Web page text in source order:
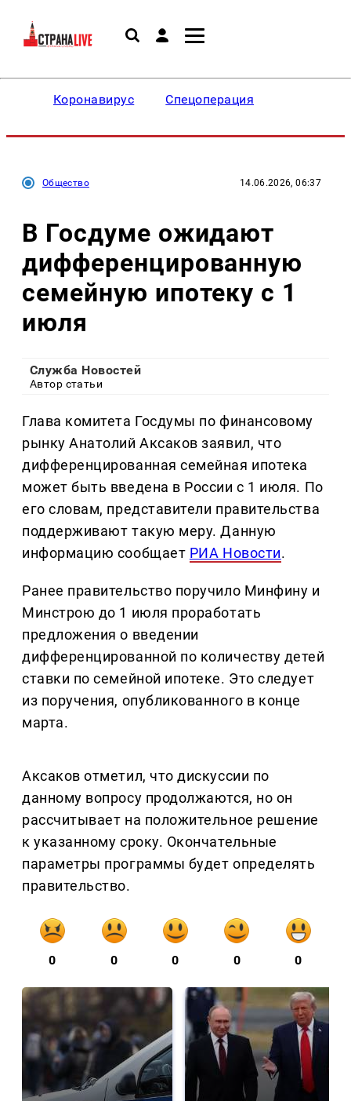
Коронавирус Спецоперация
Общество 14.06.2026, 06:37
В Госдуме ожидают
дифференцированную
семейную ипотеку с 1
июля
Служба Новостей
Автор статьи
Глава комитета Госдумы по финансовому
рынку Анатолий Аксаков заявил, что
дифференцированная семейная ипотека
может быть введена в России с 1 июля. По
его словам, представители правительства
поддерживают такую меру. Данную
информацию сообщает РИА Новости.
Ранее правительство поручило Минфину и
Минстрою до 1 июля проработать
предложения о введении
дифференцированной по количеству детей
ставки по семейной ипотеке. Это следует
из поручения, опубликованного в конце
марта.
Аксаков отметил, что дискуссии по
данному вопросу продолжаются, но он
рассчитывает на положительное решение
к указанному сроку. Окончательные
параметры программы будет определять
правительство.
0 0 0 0 0